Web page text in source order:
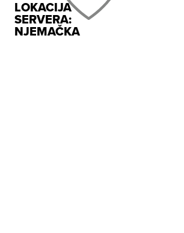
LOKACIJA
SERVERA:
NJEMAČKA